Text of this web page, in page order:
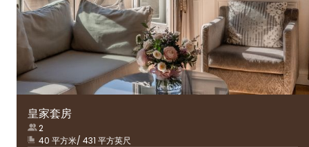
皇家套房
2
40 平方米/ 431 平方英尺